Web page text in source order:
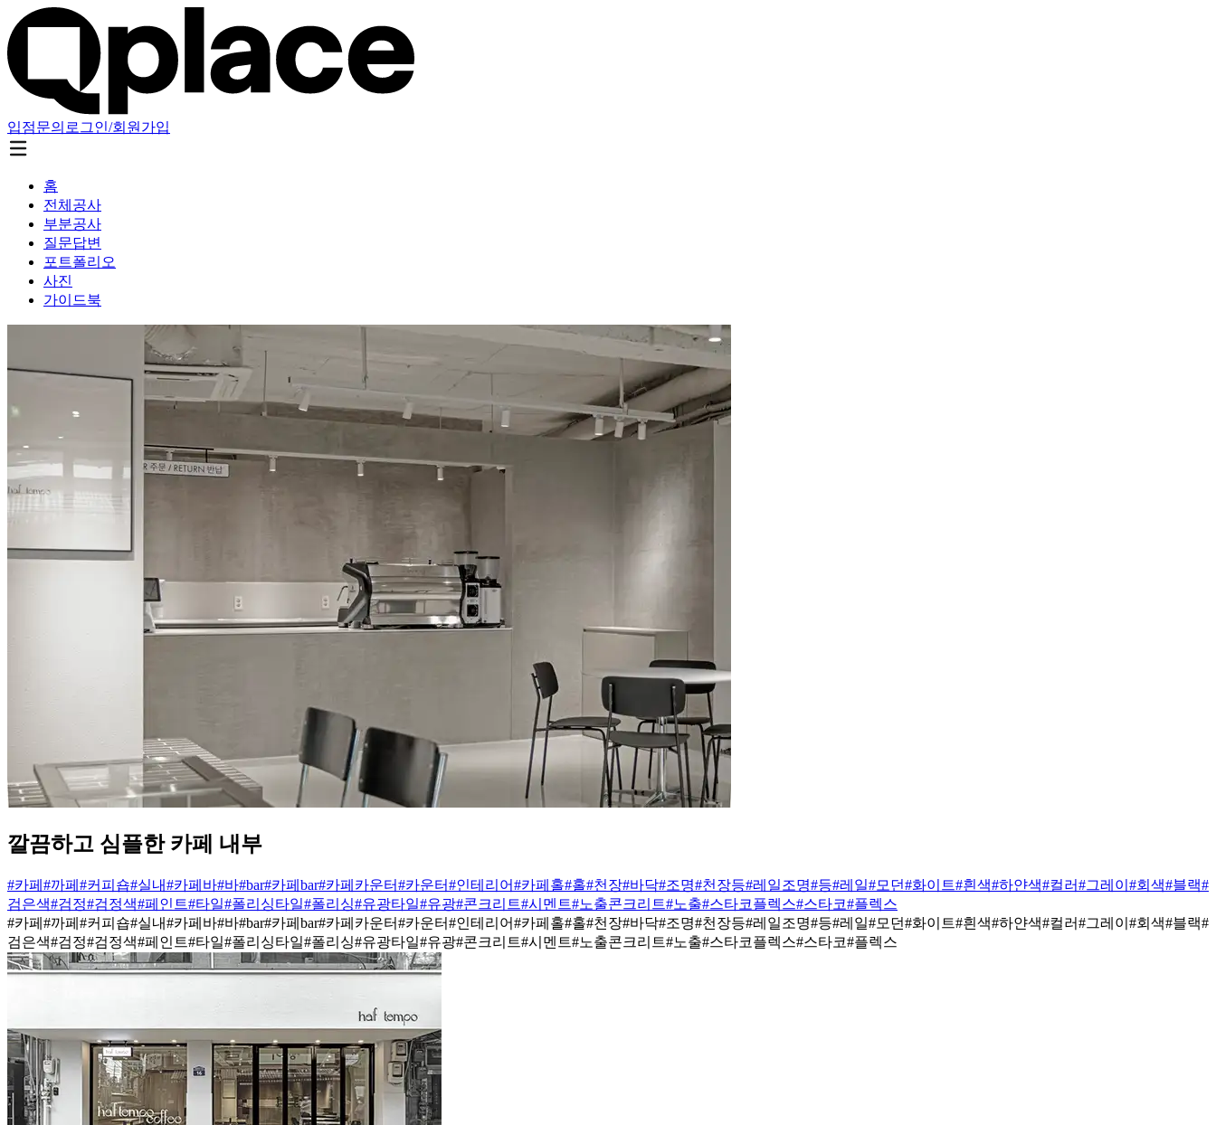
입점문의 로그인/회원가입
홈
전체공사
부분공사
질문답변
포트폴리오
사진
가이드북
깔끔하고 심플한 카페 내부
#카페 #까페 #커피숍#실내#카페바#바#bar#카페bar#카페카운터#카운터#인테리어#카페홀#홀#천장#바닥#조명#천장등#레일조명#등#레일#모던#화이트#흰색#하얀색#컬러#그레이 #회색#블랙#
검은색#검정#검정색#페인트#타일#폴리싱타일#폴리싱#유광타일#유광#콘크리트#시멘트#노출콘크리트#노출#스타코플렉스#스타코#플렉스
#카페 #까페 #커피숍#실내#카페바#바#bar#카페bar#카페카운터#카운터#인테리어#카페홀#홀#천장#바닥#조명#천장등#레일조명#등#레일#모던#화이트#흰색#하얀색#컬러#그레이 #회색#블랙#
검은색#검정#검정색#페인트#타일#폴리싱타일#폴리싱#유광타일#유광#콘크리트#시멘트#노출콘크리트#노출#스타코플렉스#스타코#플렉스